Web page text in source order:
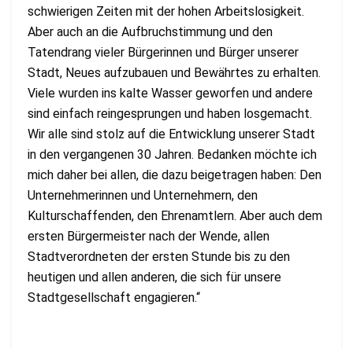
schwierigen Zeiten mit der hohen Arbeitslosigkeit.
Aber auch an die Aufbruchstimmung und den
Tatendrang vieler Bürgerinnen und Bürger unserer
Stadt, Neues aufzubauen und Bewährtes zu erhalten.
Viele wurden ins kalte Wasser geworfen und andere
sind einfach reingesprungen und haben losgemacht.
Wir alle sind stolz auf die Entwicklung unserer Stadt
in den vergangenen 30 Jahren. Bedanken möchte ich
mich daher bei allen, die dazu beigetragen haben: Den
Unternehmerinnen und Unternehmern, den
Kulturschaffenden, den Ehrenamtlern. Aber auch dem
ersten Bürgermeister nach der Wende, allen
Stadtverordneten der ersten Stunde bis zu den
heutigen und allen anderen, die sich für unsere
Stadtgesellschaft engagieren.“